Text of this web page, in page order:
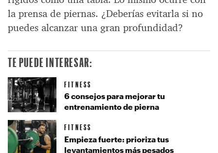
la prensa de piernas. ¿Deberías evitarla si no
puedes alcanzar una gran profundidad?
TE PUEDE INTERESAR:
FITNESS
6 consejos para mejorar tu
entrenamiento de pierna
FITNESS
Empieza fuerte: prioriza tus
levantamientos más pesados